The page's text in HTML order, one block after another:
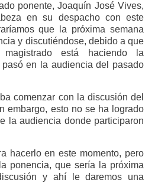
ponente, Joaquín José Vives,
en su despacho con este
que la próxima semana
y discutiéndose, debido a que
está haciendo la
en la audiencia del pasado
comenzar con la discusión del
embargo, esto no se ha logrado
la audiencia donde participaron
hacerlo en este momento, pero
ponencia, que sería la próxima
y ahí le daremos una